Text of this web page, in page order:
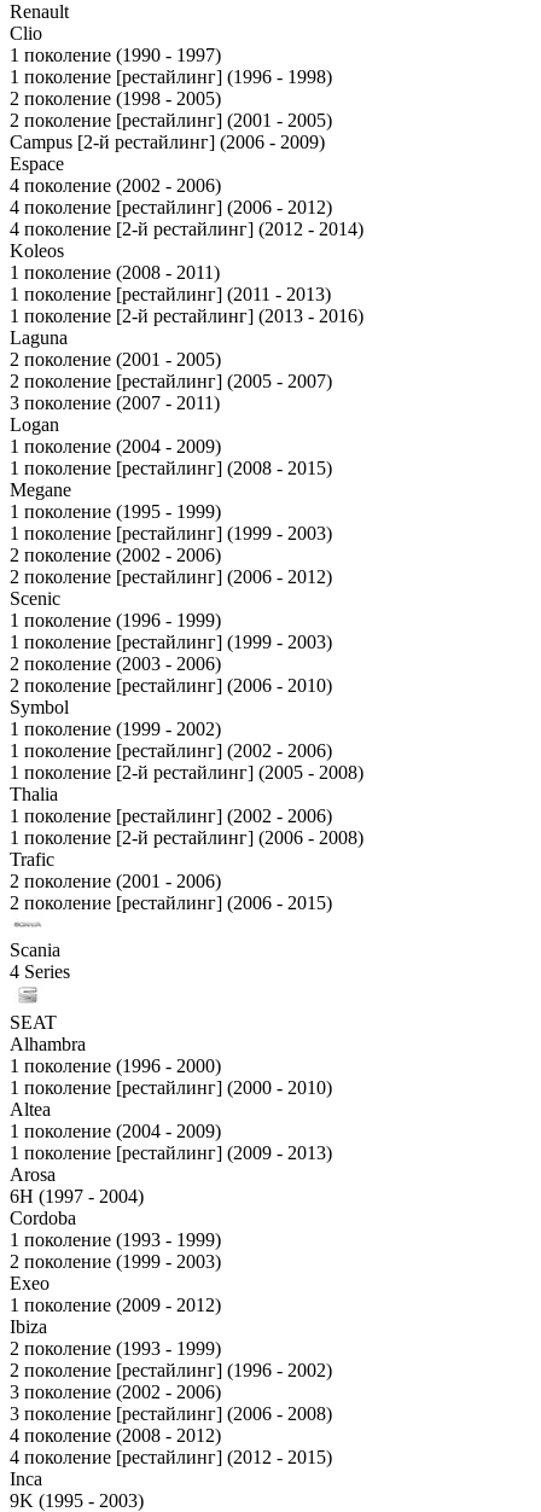
Renault
Clio
1 поколение (1990 - 1997)
1 поколение [рестайлинг] (1996 - 1998)
2 поколение (1998 - 2005)
2 поколение [рестайлинг] (2001 - 2005)
Campus [2-й рестайлинг] (2006 - 2009)
Espace
4 поколение (2002 - 2006)
4 поколение [рестайлинг] (2006 - 2012)
4 поколение [2-й рестайлинг] (2012 - 2014)
Koleos
1 поколение (2008 - 2011)
1 поколение [рестайлинг] (2011 - 2013)
1 поколение [2-й рестайлинг] (2013 - 2016)
Laguna
2 поколение (2001 - 2005)
2 поколение [рестайлинг] (2005 - 2007)
3 поколение (2007 - 2011)
Logan
1 поколение (2004 - 2009)
1 поколение [рестайлинг] (2008 - 2015)
Megane
1 поколение (1995 - 1999)
1 поколение [рестайлинг] (1999 - 2003)
2 поколение (2002 - 2006)
2 поколение [рестайлинг] (2006 - 2012)
Scenic
1 поколение (1996 - 1999)
1 поколение [рестайлинг] (1999 - 2003)
2 поколение (2003 - 2006)
2 поколение [рестайлинг] (2006 - 2010)
Symbol
1 поколение (1999 - 2002)
1 поколение [рестайлинг] (2002 - 2006)
1 поколение [2-й рестайлинг] (2005 - 2008)
Thalia
1 поколение [рестайлинг] (2002 - 2006)
1 поколение [2-й рестайлинг] (2006 - 2008)
Trafic
2 поколение (2001 - 2006)
2 поколение [рестайлинг] (2006 - 2015)
Scania
4 Series
SEAT
Alhambra
1 поколение (1996 - 2000)
1 поколение [рестайлинг] (2000 - 2010)
Altea
1 поколение (2004 - 2009)
1 поколение [рестайлинг] (2009 - 2013)
Arosa
6H (1997 - 2004)
Cordoba
1 поколение (1993 - 1999)
2 поколение (1999 - 2003)
Exeo
1 поколение (2009 - 2012)
Ibiza
2 поколение (1993 - 1999)
2 поколение [рестайлинг] (1996 - 2002)
3 поколение (2002 - 2006)
3 поколение [рестайлинг] (2006 - 2008)
4 поколение (2008 - 2012)
4 поколение [рестайлинг] (2012 - 2015)
Inca
9K (1995 - 2003)